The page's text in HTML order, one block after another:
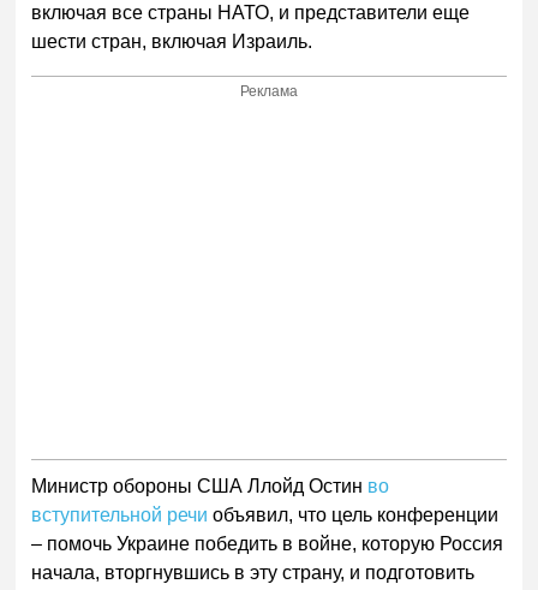
включая все страны НАТО, и представители еще
шести стран, включая Израиль.
Реклама
Министр обороны США Ллойд Остин во
вступительной речи объявил, что цель конференции
– помочь Украине победить в войне, которую Россия
начала, вторгнувшись в эту страну, и подготовить